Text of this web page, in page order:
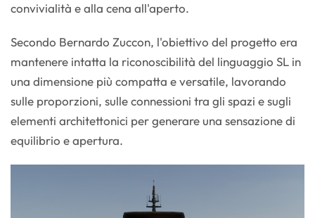
convivialità e alla cena all'aperto.
Secondo Bernardo Zuccon, l'obiettivo del progetto era
mantenere intatta la riconoscibilità del linguaggio SL in
una dimensione più compatta e versatile, lavorando
sulle proporzioni, sulle connessioni tra gli spazi e sugli
elementi architettonici per generare una sensazione di
equilibrio e apertura.